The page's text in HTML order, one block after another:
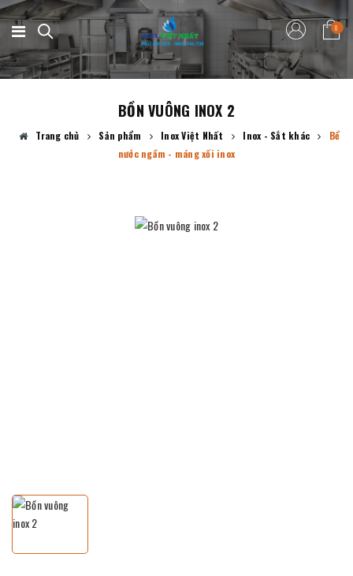
0
BỒN VUÔNG INOX 2
Trang chủ Sản phẩm Inox Việt Nhất Inox - Sắt khác
Bể
nước ngầm - máng xối inox